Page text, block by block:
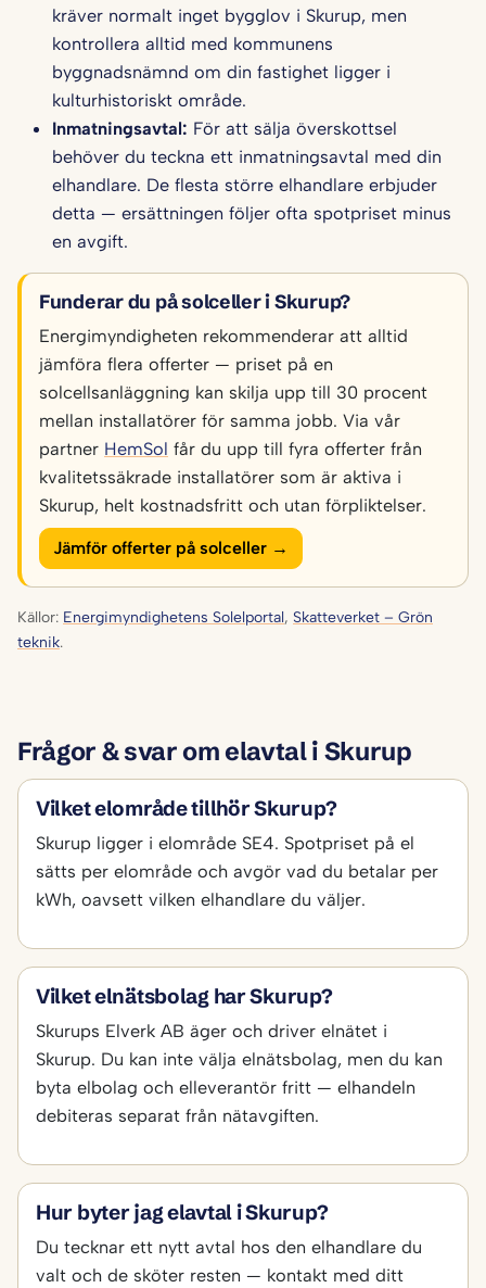
kräver normalt inget bygglov i Skurup, men
kontrollera alltid med kommunens
byggnadsnämnd om din fastighet ligger i
kulturhistoriskt område.
Inmatningsavtal: För att sälja överskottsel
behöver du teckna ett inmatningsavtal med din
elhandlare. De flesta större elhandlare erbjuder
detta — ersättningen följer ofta spotpriset minus
en avgift.
Funderar du på solceller i Skurup?
Energimyndigheten rekommenderar att alltid
jämföra flera offerter — priset på en
solcellsanläggning kan skilja upp till 30 procent
mellan installatörer för samma jobb. Via vår
partner HemSol får du upp till fyra offerter från
kvalitetssäkrade installatörer som är aktiva i
Skurup, helt kostnadsfritt och utan förpliktelser.
Jämför offerter på solceller →
Källor: Energimyndighetens Solelportal, Skatteverket – Grön
teknik.
Frågor & svar om elavtal i Skurup
Vilket elområde tillhör Skurup?
Skurup ligger i elområde SE4. Spotpriset på el
sätts per elområde och avgör vad du betalar per
kWh, oavsett vilken elhandlare du väljer.
Vilket elnätsbolag har Skurup?
Skurups Elverk AB äger och driver elnätet i
Skurup. Du kan inte välja elnätsbolag, men du kan
byta elbolag och elleverantör fritt — elhandeln
debiteras separat från nätavgiften.
Hur byter jag elavtal i Skurup?
Du tecknar ett nytt avtal hos den elhandlare du
valt och de sköter resten — kontakt med ditt